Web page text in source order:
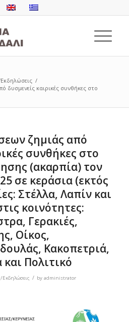
/
δυσμενείς καιρικές συνθήκες στο
ζημιάς από
συνθήκες στο
(ακαρπία) τον
σε κεράσια (εκτός
Στέλλα, Λαπίν και
κοινότητες:
Γερακιές,
Οίκος,
Κακοπετριά,
Πολιτικό
Εκδηλώσεις / by administrator